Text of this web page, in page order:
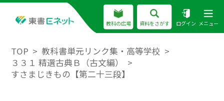
教科の広場 資料をさがす ログイン メニュー
TOP
教科書単元リンク集・高等学校
３３１ 精選古典Ｂ（古文編）
すさまじきもの【第二十三段】